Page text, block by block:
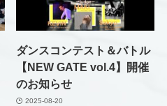
ダンスコンテスト＆バトル
【NEW GATE vol.4】開催
のお知らせ
2025-08-20